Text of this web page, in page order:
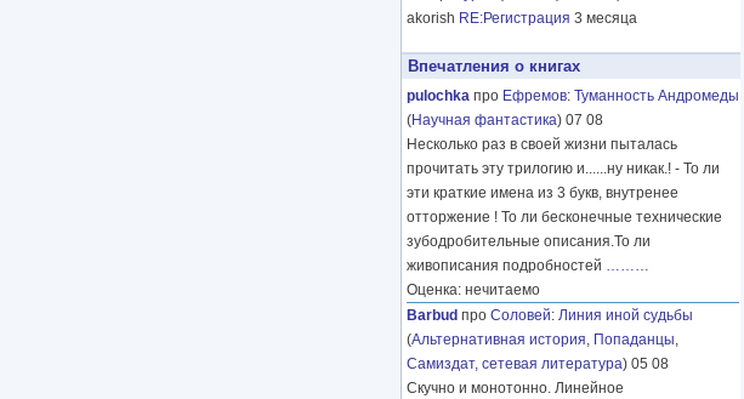
akorish RE:Регистрация 3 месяца
Впечатления о книгах
pulochka про Ефремов: Туманность Андромеды
(Научная фантастика) 07 08
Несколько раз в своей жизни пыталась
прочитать эту трилогию и......ну никак.! - То ли
эти краткие имена из 3 букв, внутренее
отторжение ! То ли бесконечные технические
зубодробительные описания.То ли
живописания подробностей ………
Оценка: нечитаемо
Barbud про Соловей: Линия иной судьбы
(Альтернативная история, Попаданцы,
Самиздат, сетевая литература) 05 08
Скучно и монотонно. Линейное